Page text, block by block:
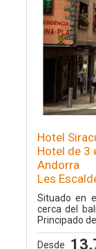
Hotel
Hotel de 3
Andorra
Les
Situado en
cerca del
Principado
Desde